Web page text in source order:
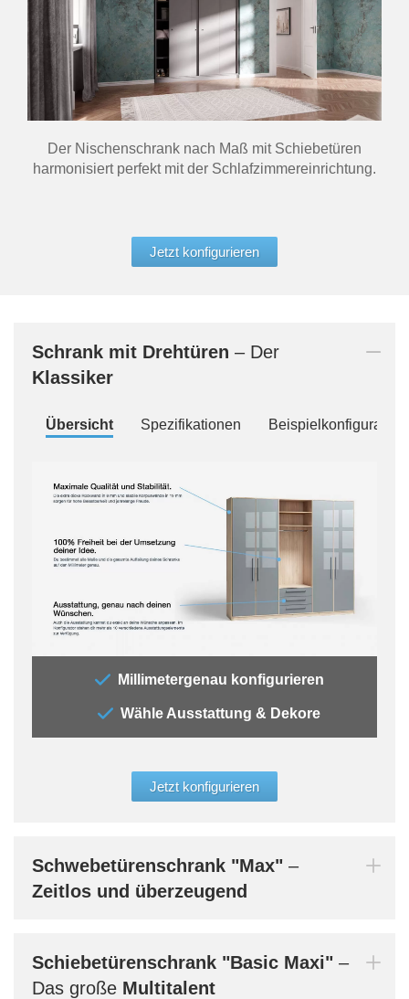
Der Nischenschrank nach Maß mit Schiebetüren
harmonisiert perfekt mit der Schlafzimmereinrichtung.
Jetzt konfigurieren
Schrank mit Drehtüren – Der
Klassiker
Übersicht Spezifikationen
Millimetergenau konfigurieren
Wähle Ausstattung & Dekore
Jetzt konfigurieren
Schwebetürenschrank "Max" –
Zeitlos und überzeugend
Schiebetürenschrank "Basic Maxi" –
Das große Multitalent